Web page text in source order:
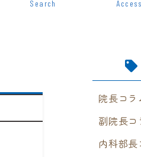
Search Access
院長コラ
副院長コ
内科部長